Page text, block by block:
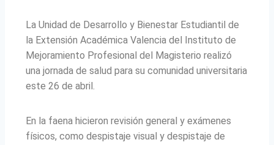
La Unidad de Desarrollo y Bienestar Estudiantil de
la Extensión Académica Valencia del Instituto de
Mejoramiento Profesional del Magisterio realizó
una jornada de salud para su comunidad universitaria
este 26 de abril.
En la faena hicieron revisión general y exámenes
físicos, como despistaje visual y despistaje de